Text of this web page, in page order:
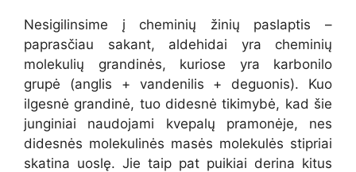
Nesigilinsime į cheminių žinių paslaptis –
paprasčiau sakant, aldehidai yra cheminių
molekulių grandinės, kuriose yra karbonilo
grupė (anglis + vandenilis + deguonis). Kuo
ilgesnė grandinė, tuo didesnė tikimybė, kad šie
junginiai naudojami kvepalų pramonėje, nes
didesnės molekulinės masės molekulės stipriai
skatina uoslę. Jie taip pat puikiai derina kitus